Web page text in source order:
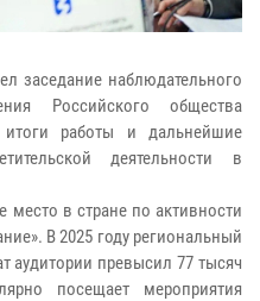
заседание наблюдательного
Российского общества
итоги работы и дальнейшие
деятельности в
место в стране по активности
В 2025 году региональный
аудитории превысил 77 тысяч
посещает мероприятия